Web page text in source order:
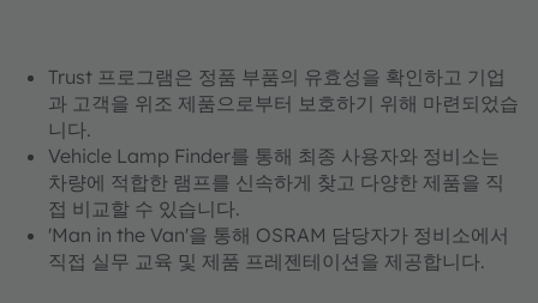
Trust 프로그램은 정품 부품의 유효성을 확인하고 기업
과 고객을 위조 제품으로부터 보호하기 위해 마련되었습
니다.
Vehicle Lamp Finder를 통해 최종 사용자와 정비소는
차량에 적합한 램프를 신속하게 찾고 다양한 제품을 직
접 비교할 수 있습니다.
'Man in the Van'을 통해 OSRAM 담당자가 정비소에서
직접 실무 교육 및 제품 프레젠테이션을 제공합니다.